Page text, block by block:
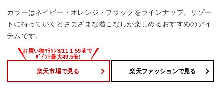
カラーはネイビー・オレンジ・ブラックをラインナップ。リゾー
トに持っていくとさまざまな着こなしが楽しめるおすすめのアイ
テムです。
楽天市場で見る 楽天ファッションで見る